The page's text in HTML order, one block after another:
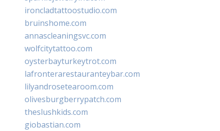
ironcladtattoostudio.com
bruinshome.com
annascleaningsvc.com
wolfcitytattoo.com
oysterbayturkeytrot.com
lafronterarestauranteybar.com
lilyandrosetearoom.com
olivesburgberrypatch.com
theslushkids.com
giobastian.com